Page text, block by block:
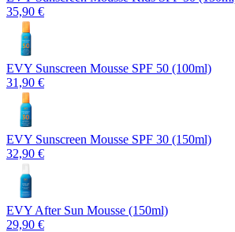
35,90 €
EVY Sunscreen Mousse SPF 50 (100ml)
31,90 €
EVY Sunscreen Mousse SPF 30 (150ml)
32,90 €
EVY After Sun Mousse (150ml)
29,90 €